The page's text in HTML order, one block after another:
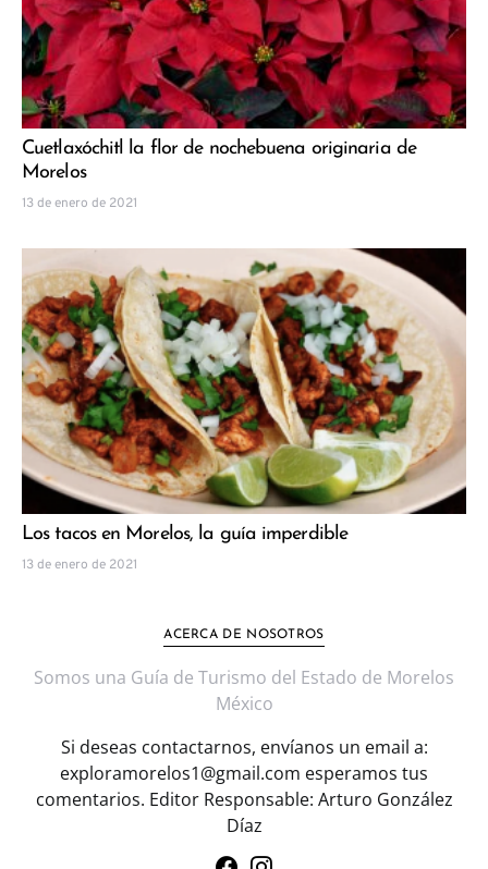
Cuetlaxóchitl la flor de nochebuena originaria de
Morelos
13 de enero de 2021
Los tacos en Morelos, la guía imperdible
13 de enero de 2021
ACERCA DE NOSOTROS
Somos una Guía de Turismo del Estado de Morelos
México
Si deseas contactarnos, envíanos un email a:
exploramorelos1@gmail.com esperamos tus
comentarios. Editor Responsable: Arturo González
Díaz